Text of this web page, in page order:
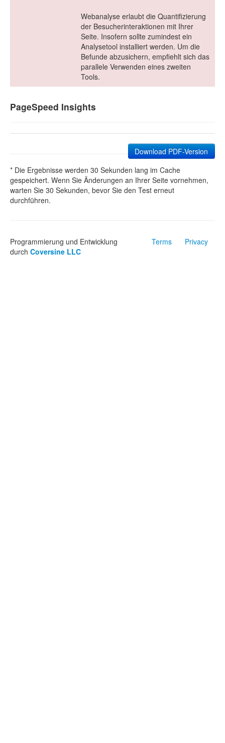
Webanalyse erlaubt die Quantifizierung
der Besucherinteraktionen mit Ihrer
Seite. Insofern sollte zumindest ein
Analysetool installiert werden. Um die
Befunde abzusichern, empfiehlt sich das
parallele Verwenden eines zweiten
Tools.
PageSpeed Insights
Download PDF-Version
* Die Ergebnisse werden 30 Sekunden lang im Cache
gespeichert. Wenn Sie Änderungen an Ihrer Seite vornehmen,
warten Sie 30 Sekunden, bevor Sie den Test erneut
durchführen.
Terms Privacy
Programmierung und Entwicklung
durch Coversine LLC